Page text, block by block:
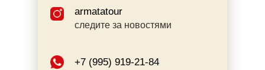
armatatour
следите за новостями
+7 (995) 919-21-84